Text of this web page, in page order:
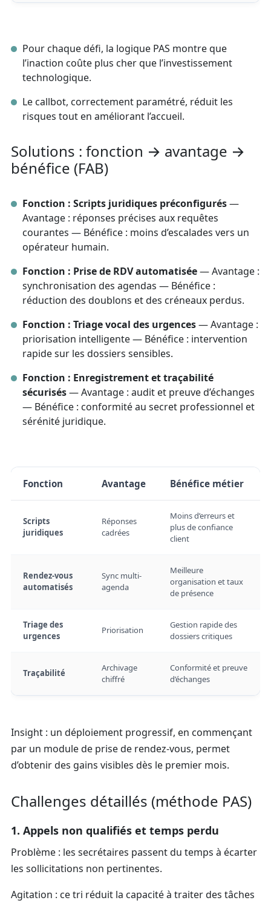
Pour chaque défi, la logique PAS montre que
l’inaction coûte plus cher que l’investissement
technologique.
Le callbot, correctement paramétré, réduit les
risques tout en améliorant l’accueil.
Solutions : fonction → avantage →
bénéfice (FAB)
Fonction : Scripts juridiques préconfigurés—
Avantage : réponses précises aux requêtes
courantes — Bénéfice : moins d’escalades vers un
opérateur humain.
Fonction : Prise de RDV automatisée— Avantage :
synchronisation des agendas — Bénéfice :
réduction des doublons et des créneaux perdus.
Fonction : Triage vocal des urgences— Avantage :
priorisation intelligente — Bénéfice : intervention
rapide sur les dossiers sensibles.
Fonction : Enregistrement et traçabilité
sécurisés— Avantage : audit et preuve d’échanges
— Bénéfice : conformité au secret professionnel et
sérénité juridique.
Fonction Avantage Bénéfice métier
Scripts
juridiques
Réponses
cadrées
Moins d’erreurs et
plus de confiance
client
Rendez-vous
automatisés
Sync multi-
agenda
Meilleure
organisation et taux
de présence
Triage des
urgences
Priorisation
Gestion rapide des
dossiers critiques
Traçabilité
Archivage
chiffré
Conformité et preuve
d’échanges
Insight : un déploiement progressif, en commençant
par un module de prise de rendez-vous, permet
d’obtenir des gains visibles dès le premier mois.
Challenges détaillés (méthode PAS)
1. Appels non qualifiés et temps perdu
Problème : les secrétaires passent du temps à écarter
les sollicitations non pertinentes.
Agitation : ce tri réduit la capacité à traiter des tâches